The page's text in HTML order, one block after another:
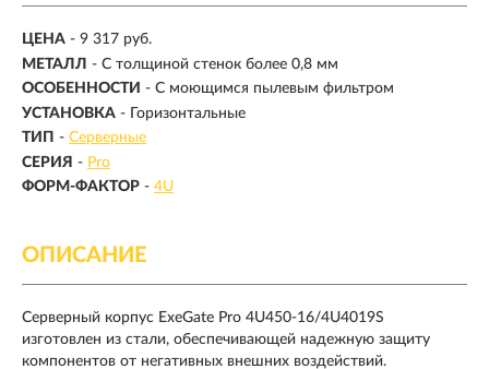
ЦЕНА - 9 317 руб.
МЕТАЛЛ - С толщиной стенок более 0,8 мм
ОСОБЕННОСТИ - С моющимся пылевым фильтром
УСТАНОВКА - Горизонтальные
ТИП - Серверные
СЕРИЯ - Pro
ФОРМ-ФАКТОР - 4U
ОПИСАНИЕ
Серверный корпус ExeGate Pro 4U450-16/4U4019S
изготовлен из стали, обеспечивающей надежную защиту
компонентов от негативных внешних воздействий.